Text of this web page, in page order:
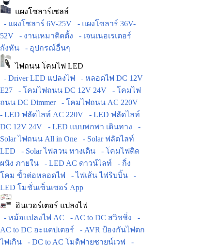
แผงโซลาร์เซลล์
- แผงโซลาร์ 6V-25V
- แผงโซลาร์ 36V-
52V
- งานเหมาติดตั้ง
- เจนเนอเรเตอร์
กังหัน
- อุปกรณ์อื่นๆ
ไฟถนน โคมไฟ LED
- Driver LED แปลงไฟ
- หลอดไฟ DC 12V
E27
- โคมไฟถนน DC 12V 24V
- โคมไฟ
ถนน DC Dimmer
- โคมไฟถนน AC 220V
- LED ฟลัดไลท์ AC 220V
- LED ฟลัดไลท์
DC 12V 24V
- LED แบบพกพา เดินทาง
-
Solar ไฟถนน All in One
- Solar ฟลัดไลท์
LED
- Solar ไฟสวน ทางเดิน
- โคมไฟติด
ผนัง ภายใน
- LED AC ดาวน์ไลท์
- กิ่ง
โคม ขั้วต่อหลอดไฟ
- ไฟเส้น ไฟริบบิ้น
-
LED โมชั่นเซ็นเซอร์ App
อินเวอร์เตอร์ แปลงไฟ
- หม้อแปลงไฟ AC
- AC to DC สวิชชิ่ง
-
AC to DC อะแดปเตอร์
- AVR ป้องกันไฟตก
ไฟเกิน
- DC to AC โมดิฟายชายน์เวฟ -